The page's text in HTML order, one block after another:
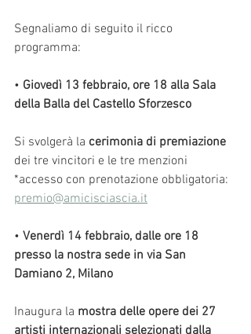
Segnaliamo di seguito il ricco
programma:
• Giovedì 13 febbraio, ore 18 alla Sala
della Balla del Castello Sforzesco
Si svolgerà la cerimonia di premiazione
dei tre vincitori e le tre menzioni
*accesso con prenotazione obbligatoria:
premio@amicisciascia.it
• Venerdì 14 febbraio, dalle ore 18
presso la nostra sede in via San
Damiano 2, Milano
Inaugura la mostra delle opere dei 27
artisti internazionali selezionati dalla